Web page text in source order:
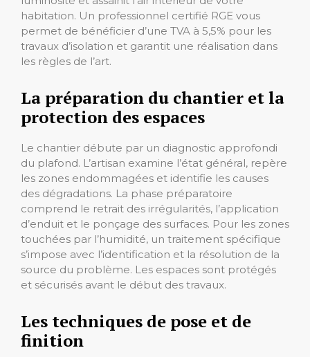
habitation. Un professionnel certifié RGE vous
permet de bénéficier d’une TVA à 5,5% pour les
travaux d’isolation et garantit une réalisation dans
les règles de l’art.
La préparation du chantier et la
protection des espaces
Le chantier débute par un diagnostic approfondi
du plafond. L’artisan examine l’état général, repère
les zones endommagées et identifie les causes
des dégradations. La phase préparatoire
comprend le retrait des irrégularités, l’application
d’enduit et le ponçage des surfaces. Pour les zones
touchées par l’humidité, un traitement spécifique
s’impose avec l’identification et la résolution de la
source du problème. Les espaces sont protégés
et sécurisés avant le début des travaux.
Les techniques de pose et de
finition